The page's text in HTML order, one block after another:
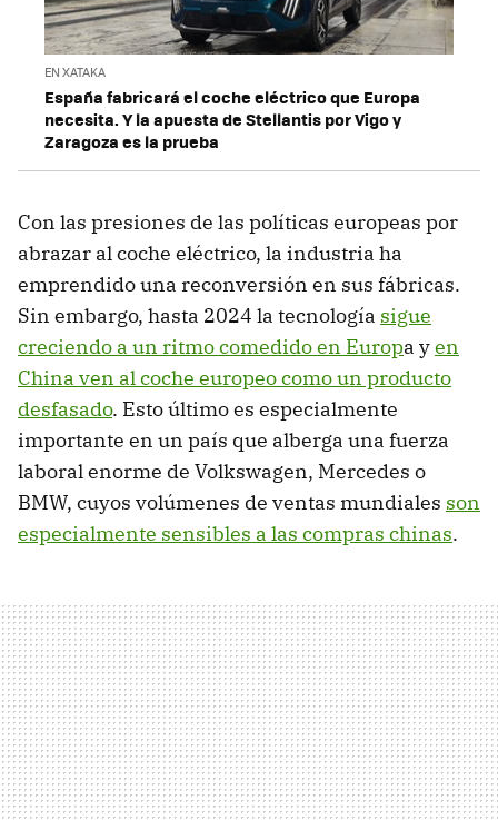
EN XATAKA
España fabricará el coche eléctrico que Europa
necesita. Y la apuesta de Stellantis por Vigo y
Zaragoza es la prueba
Con las presiones de las políticas europeas por
abrazar al coche eléctrico, la industria ha
emprendido una reconversión en sus fábricas.
Sin embargo, hasta 2024 la tecnología sigue
creciendo a un ritmo comedido en Europa yen
China ven al coche europeo como un producto
desfasado. Esto último es especialmente
importante en un país que alberga una fuerza
laboral enorme de Volkswagen, Mercedes o
BMW, cuyos volúmenes de ventas mundiales son
especialmente sensibles a las compras chinas.